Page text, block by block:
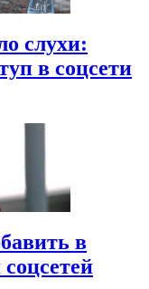
слухи:
в соцсети
в